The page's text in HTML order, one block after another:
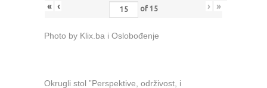
« ‹ of 15 › »
Photo by Klix.ba i Oslobođenje
Okrugli stol ”Perspektive, održivost, i